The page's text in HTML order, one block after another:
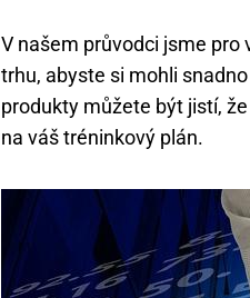
V našem průvodci jsme pro
trhu, abyste si mohli
produkty můžete být jistí,
na váš tréninkový plán.